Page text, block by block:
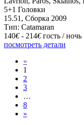
5+1 Головки
15.51, Сборка 2009
Тип: Catamaran
140€- 214€ гость / ночь
посмотреть детали
«
1
2
3
…
8
»